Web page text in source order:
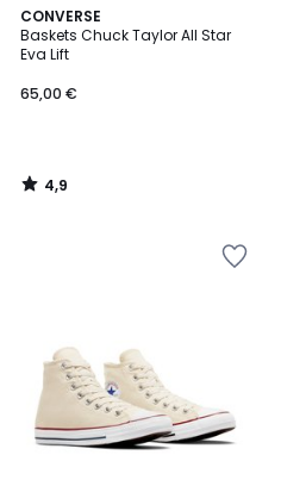
CONVERSE
Baskets Chuck Taylor All Star
Eva Lift
65,00 €
4,9
/ 5
4,9
/